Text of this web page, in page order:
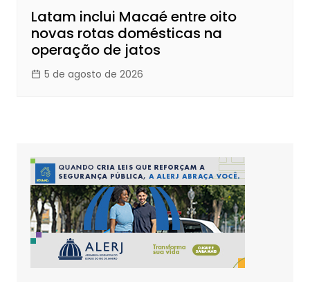
Latam inclui Macaé entre oito
novas rotas domésticas na
operação de jatos
5 de agosto de 2026